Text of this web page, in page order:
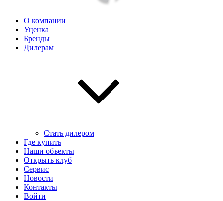
О компании
Уценка
Бренды
Дилерам
Стать дилером
Где купить
Наши объекты
Открыть клуб
Сервис
Новости
Контакты
Войти